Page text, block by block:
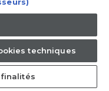
aux activités de
techniques